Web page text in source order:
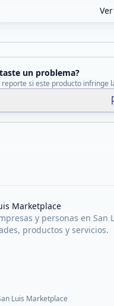
un problema?
reporte si este producto infringe
Marketplace
y personas en San
productos y servicios.
Luis Marketplace